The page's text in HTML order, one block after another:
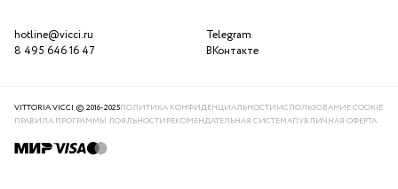
Telegram
ВКонтакте
hotline@vicci.ru
8 495 646 16 47
VITTORIA VICCI © 2016-2025ПОЛИТИКА КОНФИДЕНЦИАЛЬНОСТИИСПОЛЬЗОВАНИЕ COOKIE
ПРАВИЛА ПРОГРАММЫ ЛОЯЛЬНОСТИРЕКОМЕНДАТЕЛЬНАЯ СИСТЕМАПУБЛИЧНАЯ ОФЕРТА